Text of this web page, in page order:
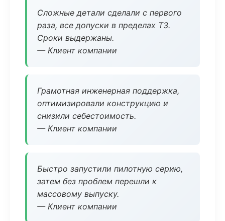
Сложные детали сделали с первого
раза, все допуски в пределах ТЗ.
Сроки выдержаны.
— Клиент компании
Грамотная инженерная поддержка,
оптимизировали конструкцию и
снизили себестоимость.
— Клиент компании
Быстро запустили пилотную серию,
затем без проблем перешли к
массовому выпуску.
— Клиент компании